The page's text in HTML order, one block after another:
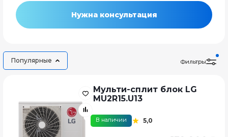
Нужна консультация
Популярные Фильтры
Мульти-сплит блок LG
MU2R15.U13
В наличии 5,0